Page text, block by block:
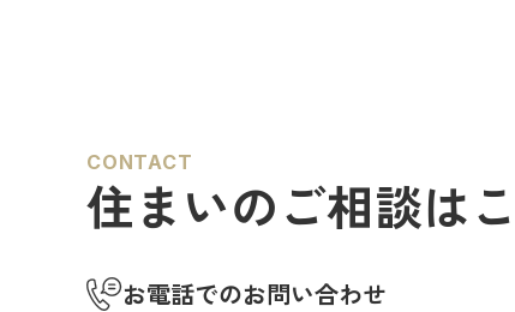
CONTACT
住まいのご相談は
お電話でのお問い合わせ